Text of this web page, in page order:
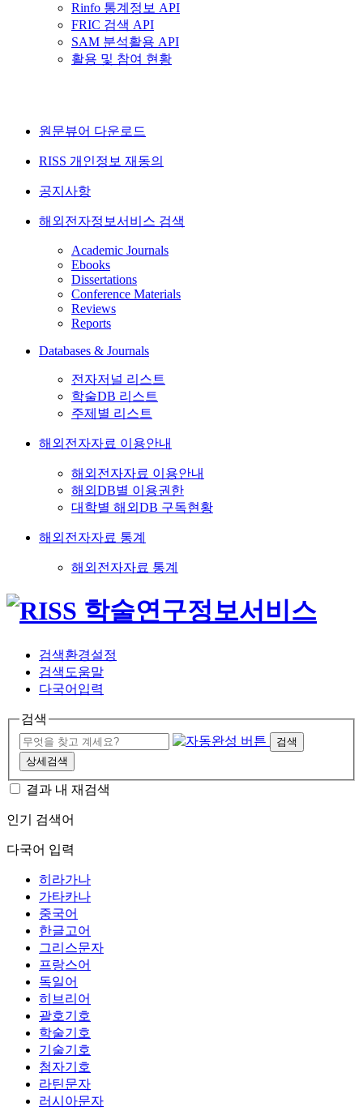
Rinfo 통계정보 API
FRIC 검색 API
SAM 분석활용 API
활용 및 참여 현황
원문뷰어 다운로드
RISS 개인정보 재동의
공지사항
해외전자정보서비스 검색
Academic Journals
Ebooks
Dissertations
Conference Materials
Reviews
Reports
Databases & Journals
전자저널 리스트
학술DB 리스트
주제별 리스트
해외전자자료 이용안내
해외전자자료 이용안내
해외DB별 이용권한
대학별 해외DB 구독현황
해외전자자료 통계
해외전자자료 통계
검색환경설정
검색도움말
다국어입력
검색
검색
상세검색
결과 내 재검색
인기 검색어
다국어 입력
히라가나
가타카나
중국어
한글고어
그리스문자
프랑스어
독일어
히브리어
괄호기호
학술기호
기술기호
첨자기호
라틴문자
러시아문자